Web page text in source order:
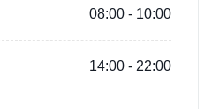
08:00 - 10:00
14:00 - 22:00